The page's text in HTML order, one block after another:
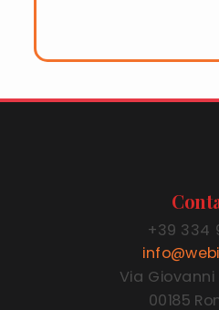
+39 334
Via
00185